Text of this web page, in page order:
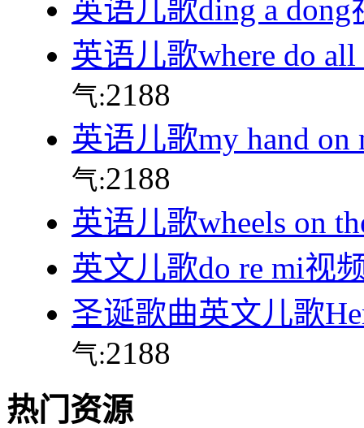
英语儿歌ding a
英语儿歌where do all
气:2188
英语儿歌my hand on
气:2188
英语儿歌wheels on
英文儿歌do re mi视
圣诞歌曲英文儿歌
气:2188
热门资源